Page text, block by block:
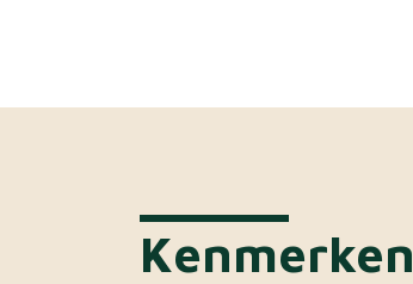
Kenmerken